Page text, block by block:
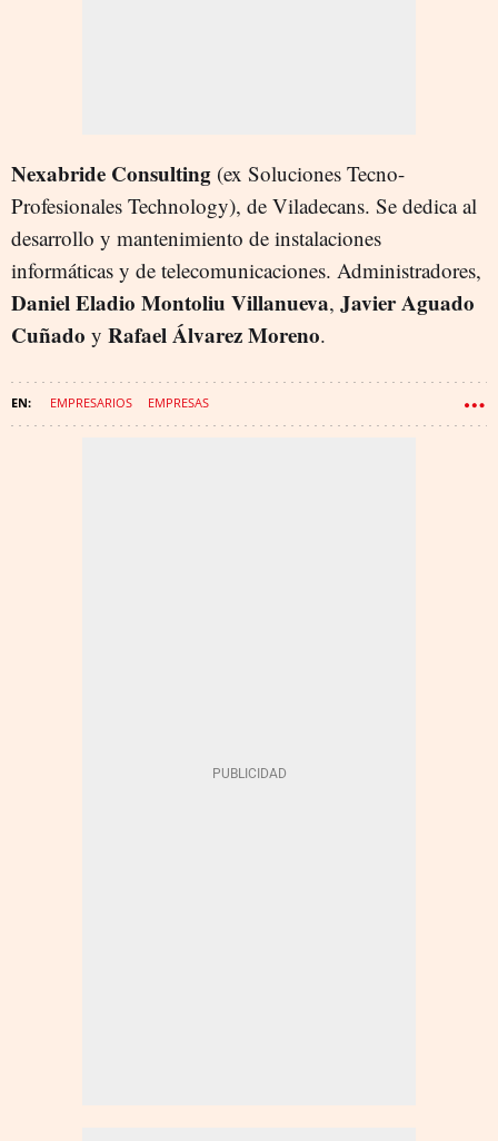
Nexabride Consulting (ex Soluciones Tecno-
Profesionales Technology), de Viladecans. Se dedica al
desarrollo y mantenimiento de instalaciones
informáticas y de telecomunicaciones. Administradores,
Daniel Eladio Montoliu Villanueva, Javier Aguado
Cuñado y Rafael Álvarez Moreno.
EMPRESARIOS EMPRESAS